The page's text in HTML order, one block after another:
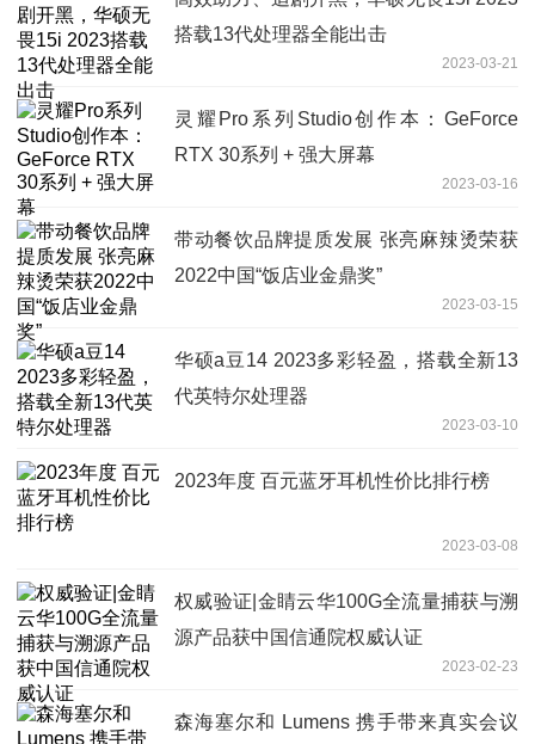
搭载13代处理器全能出击
2023-03-21
灵耀Pro系列Studio创作本：GeForce
RTX 30系列 + 强大屏幕
2023-03-16
带动餐饮品牌提质发展 张亮麻辣烫荣获
2022中国“饭店业金鼎奖”
2023-03-15
华硕a豆14 2023多彩轻盈，搭载全新13
代英特尔处理器
2023-03-10
2023年度 百元蓝牙耳机性价比排行榜
2023-03-08
权威验证|金睛云华100G全流量捕获与溯
源产品获中国信通院权威认证
2023-02-23
森海塞尔和 Lumens 携手带来真实会议